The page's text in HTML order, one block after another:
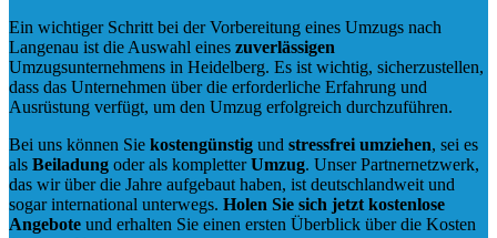
Ein wichtiger Schritt bei der Vorbereitung eines Umzugs nach
Langenau ist die Auswahl eines zuverlässigen
Umzugsunternehmens in Heidelberg. Es ist wichtig, sicherzustellen,
dass das Unternehmen über die erforderliche Erfahrung und
Ausrüstung verfügt, um den Umzug erfolgreich durchzuführen.
Bei uns können Sie kostengünstig und stressfrei umziehen, sei es
als Beiladung oder als kompletterUmzug. Unser Partnernetzwerk,
das wir über die Jahre aufgebaut haben, ist deutschlandweit und
sogar international unterwegs. Holen Sie sich jetzt kostenlose
Angebote und erhalten Sie einen ersten Überblick über die Kosten